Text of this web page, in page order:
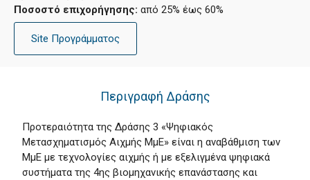
Ποσοστό επιχορήγησης: από 25% έως 60%
Site Προγράμματος
Περιγραφή Δράσης
Προτεραιότητα της Δράσης 3 «Ψηφιακός
Μετασχηματισμός Αιχμής ΜμΕ» είναι η αναβάθμιση των
ΜμΕ με τεχνολογίες αιχμής ή με εξελιγμένα ψηφιακά
συστήματα της 4ης βιομηχανικής επανάστασης και